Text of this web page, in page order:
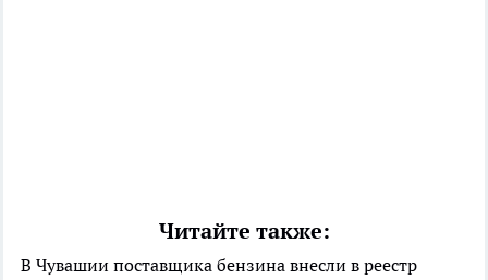
Читайте также:
В Чувашии поставщика бензина внесли в реестр